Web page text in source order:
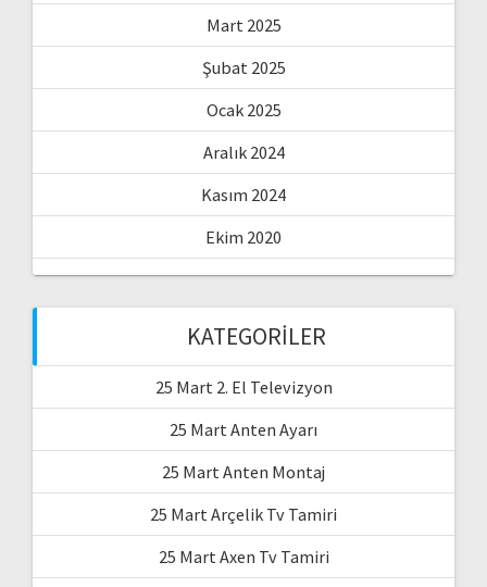
Mart 2025
Şubat 2025
Ocak 2025
Aralık 2024
Kasım 2024
Ekim 2020
KATEGORILER
25 Mart 2. El Televizyon
25 Mart Anten Ayarı
25 Mart Anten Montaj
25 Mart Arçelik Tv Tamiri
25 Mart Axen Tv Tamiri